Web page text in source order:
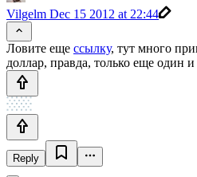
Vilgelm Dec 15 2012 at 22:44
Ловите еще ссылку, тут много
доллар, правда, только еще один
Reply